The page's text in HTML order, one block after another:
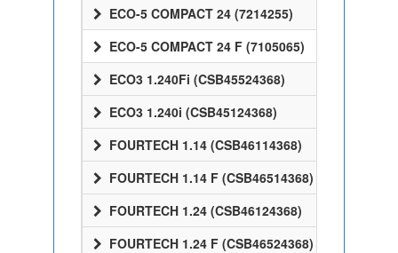
ECO-5 COMPACT 24 (7214255)
ECO-5 COMPACT 24 F (7105065)
ECO3 1.240Fi (CSB45524368)
ECO3 1.240i (CSB45124368)
FOURTECH 1.14 (CSB46114368)
FOURTECH 1.14 F (CSB46514368)
FOURTECH 1.24 (CSB46124368)
FOURTECH 1.24 F (CSB46524368)